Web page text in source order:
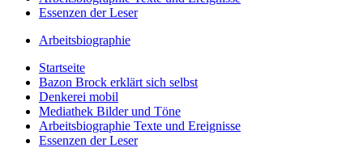
Essenzen der Leser
Arbeitsbiographie
Startseite
Bazon Brock erklärt sich selbst
Denkerei mobil
Mediathek Bilder und Töne
Arbeitsbiographie Texte und Ereignisse
Essenzen der Leser